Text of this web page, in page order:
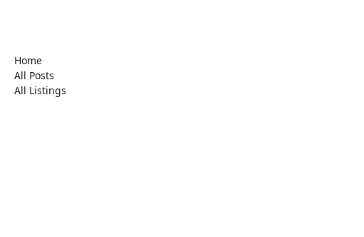
Home
All Posts
All Listings